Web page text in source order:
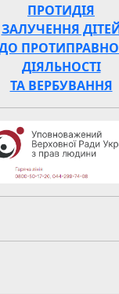
ПРОТИДІЯ
ЗАЛУЧЕННЯ
ДІЯЛЬНОСТІ
ТА ВЕРБУВАННЯ